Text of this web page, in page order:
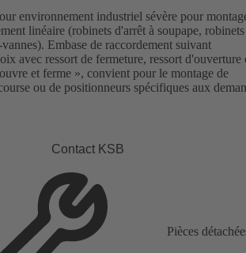
environnement industriel sévère pour
linéaire (robinets d'arrêt à soupape,
Embase de raccordement suivant
avec ressort de fermeture, ressort d'ouverture
et ferme », convient pour le montage de
ou de positionneurs spécifiques aux
Contact KSB
Pièces